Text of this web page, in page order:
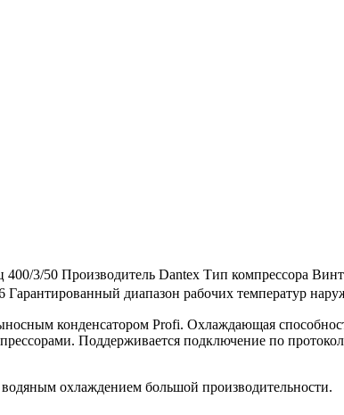
400/3/50 Производитель Dantex Тип компрессора
Гарантированный диапазон рабочих температур
конденсатором Profi. Охлаждающая
Поддерживается подключение по
охлаждением большой производительности.